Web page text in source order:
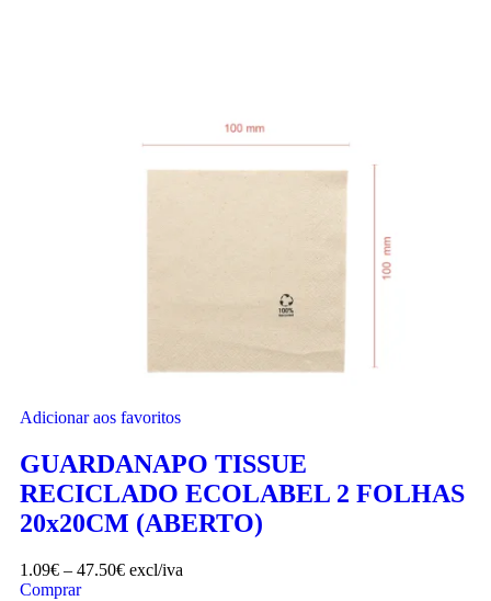
Adicionar aos favoritos
GUARDANAPO TISSUE
RECICLADO ECOLABEL 2 FOLHAS
20x20CM (ABERTO)
1.09€ – 47.50€ excl/iva
Comprar